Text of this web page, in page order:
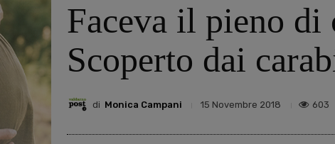
Faceva il pieno di
Scoperto dai
di Monica Campani 15 Novembre 2018 603